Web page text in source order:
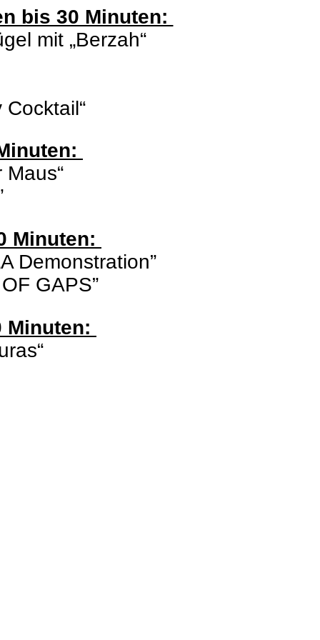
bis 30 Minuten:
mit „Berzah“
Minuten:
Demonstration”
GAPS”
Minuten: